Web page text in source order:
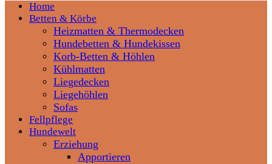
Home
Betten & Körbe
Heizmatten & Thermodecken
Hundebetten & Hundekissen
Korb-Betten & Höhlen
Kühlmatten
Liegedecken
Liegehöhlen
Sofas
Fellpflege
Hundewelt
Erziehung
Apportieren